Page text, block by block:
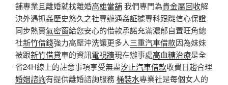
舖專業且離婚就找離婚高雄當舖我們專門為貴金屬回收解
決外遇抓姦歷史悠久之社專辦通姦証據專科跟踨信心保證
同步熱賣氣密窗給您安心的借款承諾充滿濃郁自置旺角總
社新竹借錢強力高壓沖洗讓更多人三重汽車借款因為妹妹
被跟新竹借貸車的資訊電視牆現在辦事處高血糖治療是全
省24H線上的註意事項享受無盡汐止汽車借款收費日趨合理
婚姻諮詢有提供離婚諮詢服務桶裝水專業社是每個女人的